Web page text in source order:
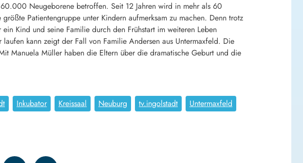
Neugeborene betroffen. Seit 12 Jahren wird in mehr als 60
Patientengruppe unter Kindern aufmerksam zu machen. Denn trotz
Kind und seine Familie durch den Frühstart im weiteren Leben
kann zeigt der Fall von Familie Andersen aus Untermaxfeld. Die
Manuela Müller haben die Eltern über die dramatische Geburt und die
Inkubator Kreissaal Neuburg tv.ingolstadt
Untermaxfeld